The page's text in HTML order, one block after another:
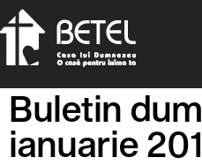
Buletin
ianuarie